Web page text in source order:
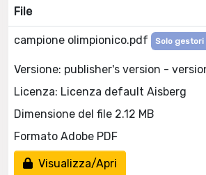
File
campione olimpionico.pdf Solo
Versione: publisher's version -
Licenza: Licenza default Aisberg
Dimensione del file 2.12 MB
Formato Adobe PDF
Visualizza/Apri